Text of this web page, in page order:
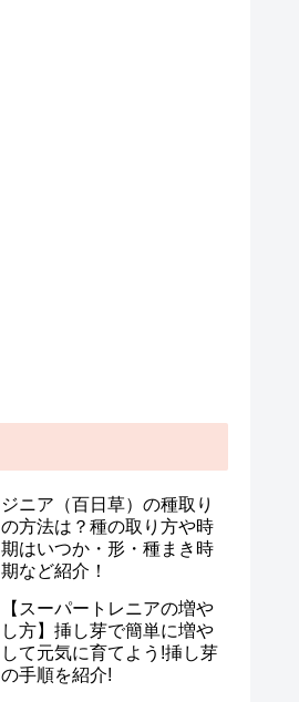
ジニア（百日草）の種取り
の方法は？種の取り方や時
期はいつか・形・種まき時
期など紹介！
【スーパートレニアの増や
し方】挿し芽で簡単に増や
して元気に育てよう!挿し芽
の手順を紹介!